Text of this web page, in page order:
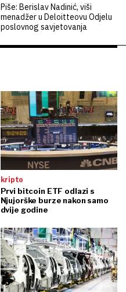
Piše: Berislav Nadinić, viši
menadžer u Deloitteovu Odjelu
poslovnog savjetovanja
kripto
Prvi bitcoin ETF odlazi s
Njujorške burze nakon samo
dvije godine